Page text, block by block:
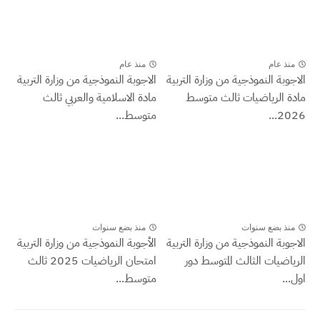
منذ عام
الاجوبة النموذجية من وزارة التربية
مادة الرياضيات ثالث متوسط
2026...
منذ عام
الاجوبة النموذجية من وزارة التربية
مادة الاسلامية والعربي ثالث
متوسط...
منذ بضع سنوات
الاجوبة النموذجية من وزارة التربية
الرياضيات الثالث المتوسط دور
اول...
منذ بضع سنوات
الأجوبة النموذجية من وزارة التربية
امتحان الرياضيات 2025 ثالث
متوسط...